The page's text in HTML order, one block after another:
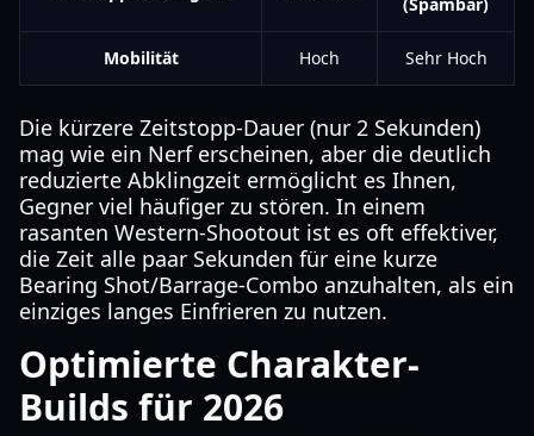
Mobilität Hoch Sehr Hoch
Die kürzere Zeitstopp-Dauer (nur 2 Sekunden)
mag wie ein Nerf erscheinen, aber die deutlich
reduzierte Abklingzeit ermöglicht es Ihnen,
Gegner viel häufiger zu stören. In einem
rasanten Western-Shootout ist es oft effektiver,
die Zeit alle paar Sekunden für eine kurze
Bearing Shot/Barrage-Combo anzuhalten, als ein
einziges langes Einfrieren zu nutzen.
Optimierte Charakter-
Builds für 2026